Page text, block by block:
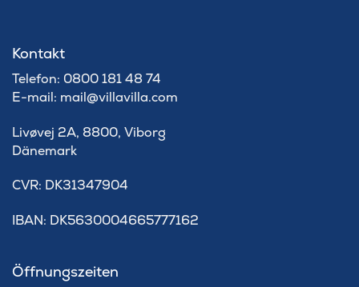
Kontakt
Telefon: 0800 181 48 74
E-mail: mail@villavilla.com
Livøvej 2A, 8800, Viborg
Dänemark
​CVR: DK31347904
IBAN: DK5630004665777162
Öffnungszeiten